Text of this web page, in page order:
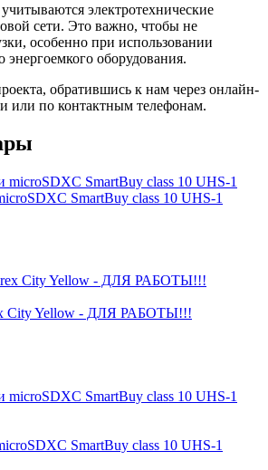
учитываются электротехнические
сети. Это важно, чтобы не
особенно при использовании
энергоемкого оборудования.
обратившись к нам через онлайн-
или по контактным телефонам.
SmartBuy class 10 UHS-1
City Yellow - ДЛЯ РАБОТЫ!!!
SmartBuy class 10 UHS-1